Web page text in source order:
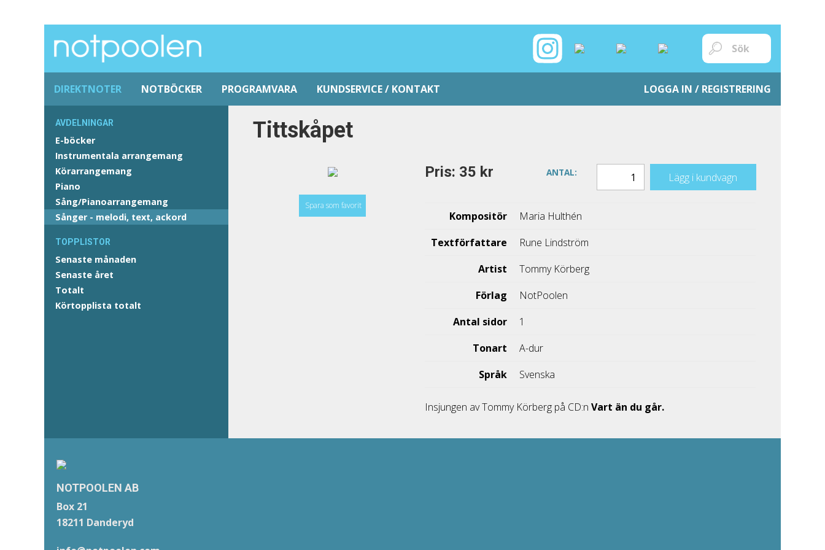
DIREKTNOTER NOTBÖCKER PROGRAMVARA KUNDSERVICE / KONTAKT LOGGA IN / REGISTRERING
AVDELNINGAR
E-böcker
Instrumentala arrangemang
Körarrangemang
Piano
Sång/Pianoarrangemang
Sånger - melodi, text, ackord
TOPPLISTOR
Senaste månaden
Senaste året
Totalt
Körtopplista totalt
Tittskåpet
Spara som favorit
Pris: 35 kr ANTAL: Lägg i kundvagn
Kompositör
Maria Hulthén
Textförfattare
Rune Lindström
Artist
Tommy Körberg
Förlag
NotPoolen
Antal sidor
1
Tonart
A-dur
Språk
Svenska
Insjungen av Tommy Körberg på CD:nVart än du går.
NOTPOOLEN AB
Box 21
18211 Danderyd